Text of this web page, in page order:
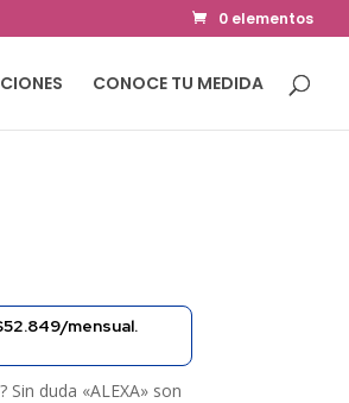
0 elementos
CONOCE TU MEDIDA
mensual.
duda «ALEXA» son